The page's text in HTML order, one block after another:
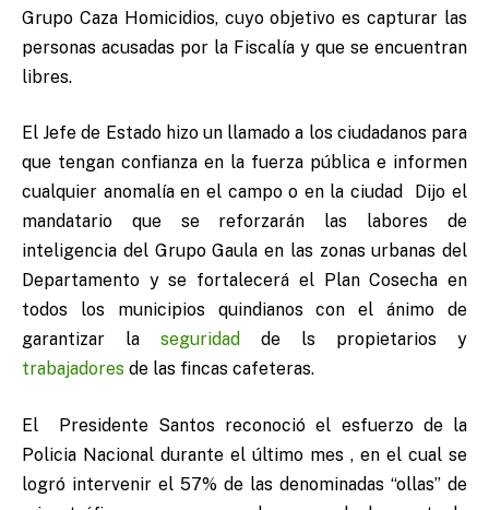
Grupo Caza Homicidios, cuyo objetivo es capturar las
personas acusadas por la Fiscalía y que se encuentran
libres.
El Jefe de Estado hizo un llamado a los ciudadanos para
que tengan confianza en la fuerza pública e informen
cualquier anomalía en el campo o en la ciudad Dijo el
mandatario que se reforzarán las labores de
inteligencia del Grupo Gaula en las zonas urbanas del
Departamento y se fortalecerá el Plan Cosecha en
todos los municipios quindianos con el ánimo de
garantizar la seguridad
de ls propietarios y
trabajadores de las fincas cafeteras.
El Presidente Santos reconoció el esfuerzo de la
Policia Nacional durante el último mes , en el cual se
logró intervenir el 57% de las denominadas “ollas” de